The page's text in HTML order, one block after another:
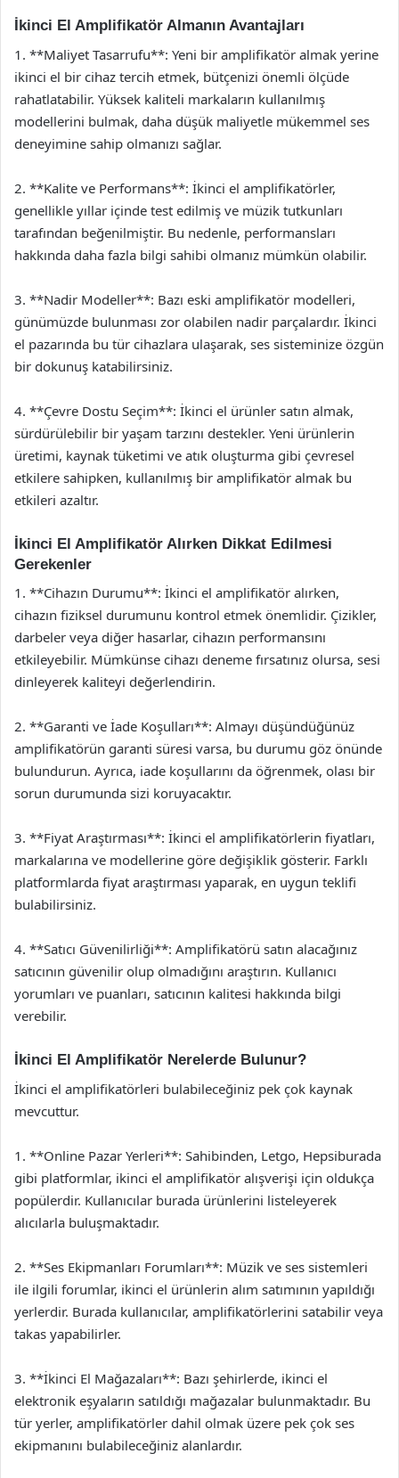
İkinci El Amplifikatör Almanın Avantajları
1. **Maliyet Tasarrufu**: Yeni bir amplifikatör almak yerine
ikinci el bir cihaz tercih etmek, bütçenizi önemli ölçüde
rahatlatabilir. Yüksek kaliteli markaların kullanılmış
modellerini bulmak, daha düşük maliyetle mükemmel ses
deneyimine sahip olmanızı sağlar.
2. **Kalite ve Performans**: İkinci el amplifikatörler,
genellikle yıllar içinde test edilmiş ve müzik tutkunları
tarafından beğenilmiştir. Bu nedenle, performansları
hakkında daha fazla bilgi sahibi olmanız mümkün olabilir.
3. **Nadir Modeller**: Bazı eski amplifikatör modelleri,
günümüzde bulunması zor olabilen nadir parçalardır. İkinci
el pazarında bu tür cihazlara ulaşarak, ses sisteminize özgün
bir dokunuş katabilirsiniz.
4. **Çevre Dostu Seçim**: İkinci el ürünler satın almak,
sürdürülebilir bir yaşam tarzını destekler. Yeni ürünlerin
üretimi, kaynak tüketimi ve atık oluşturma gibi çevresel
etkilere sahipken, kullanılmış bir amplifikatör almak bu
etkileri azaltır.
İkinci El Amplifikatör Alırken Dikkat Edilmesi
Gerekenler
1. **Cihazın Durumu**: İkinci el amplifikatör alırken,
cihazın fiziksel durumunu kontrol etmek önemlidir. Çizikler,
darbeler veya diğer hasarlar, cihazın performansını
etkileyebilir. Mümkünse cihazı deneme fırsatınız olursa, sesi
dinleyerek kaliteyi değerlendirin.
2. **Garanti ve İade Koşulları**: Almayı düşündüğünüz
amplifikatörün garanti süresi varsa, bu durumu göz önünde
bulundurun. Ayrıca, iade koşullarını da öğrenmek, olası bir
sorun durumunda sizi koruyacaktır.
3. **Fiyat Araştırması**: İkinci el amplifikatörlerin fiyatları,
markalarına ve modellerine göre değişiklik gösterir. Farklı
platformlarda fiyat araştırması yaparak, en uygun teklifi
bulabilirsiniz.
4. **Satıcı Güvenilirliği**: Amplifikatörü satın alacağınız
satıcının güvenilir olup olmadığını araştırın. Kullanıcı
yorumları ve puanları, satıcının kalitesi hakkında bilgi
verebilir.
İkinci El Amplifikatör Nerelerde Bulunur?
İkinci el amplifikatörleri bulabileceğiniz pek çok kaynak
mevcuttur.
1. **Online Pazar Yerleri**: Sahibinden, Letgo, Hepsiburada
gibi platformlar, ikinci el amplifikatör alışverişi için oldukça
popülerdir. Kullanıcılar burada ürünlerini listeleyerek
alıcılarla buluşmaktadır.
2. **Ses Ekipmanları Forumları**: Müzik ve ses sistemleri
ile ilgili forumlar, ikinci el ürünlerin alım satımının yapıldığı
yerlerdir. Burada kullanıcılar, amplifikatörlerini satabilir veya
takas yapabilirler.
3. **İkinci El Mağazaları**: Bazı şehirlerde, ikinci el
elektronik eşyaların satıldığı mağazalar bulunmaktadır. Bu
tür yerler, amplifikatörler dahil olmak üzere pek çok ses
ekipmanını bulabileceğiniz alanlardır.